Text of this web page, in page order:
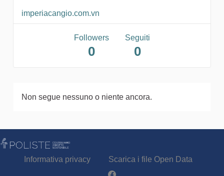
imperiacangio.com.vn
Followers
0
Seguiti
0
Non segue nessuno o niente ancora.
Informativa privacy
Scarica i file Open Data